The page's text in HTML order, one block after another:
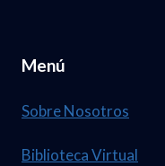
Menú
Sobre Nosotros
Biblioteca Virtual